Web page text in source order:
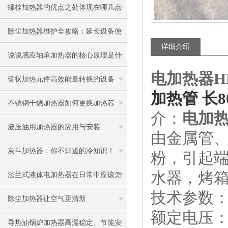
螺栓加热器的优点之处体现在哪几点
除尘加热器维护全攻略：延长设备使
用寿命
说说感应轴承加热器的核心原理是什
么呢
管状加热元件高效能量转换的设备
不锈钢干烧加热器如何更换加热芯
液压油用加热器的应用与安装
灰斗加热器：你不知道的冷知识！
法兰式液体电加热器在日常中应该怎
样维护保养呢
除尘加热器让空气更清新
导热油锅炉加热器高温稳定、节能安
详细介绍
电加热器
加热管 长
介： 电加
由金属管
粉，引起
水器，烤
技术参数
额定电